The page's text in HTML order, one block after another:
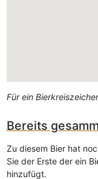
Für ein
Bereits
Zu diesem Bier hat
Sie der Erste der ein
hinzufügt.